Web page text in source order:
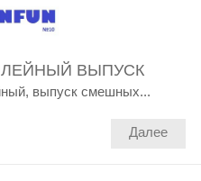
ВЫПУСК
выпуск смешных...
Далее